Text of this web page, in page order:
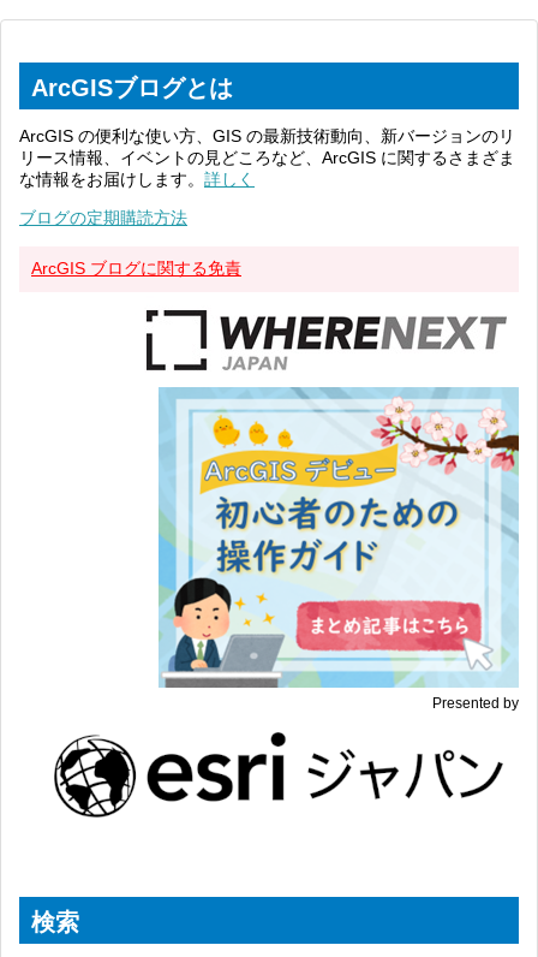
ArcGISブログとは
ArcGIS の便利な使い方、GIS の最新技術動向、新バージョンのリ
リース情報、イベントの見どころなど、ArcGIS に関するさまざま
な情報をお届けします。 詳しく
ブログの定期購読方法
ArcGIS ブログに関する免責
Presented by
検索